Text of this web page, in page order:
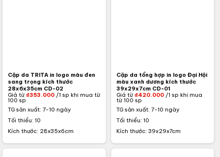
Cặp da TRITA in logo màu đen
sang trọng kích thước
28x6x35cm CD-02
Giá từ ₫353.000 /1 sp khi mua từ
100 sp
TG sản xuất: 7-10 ngày
Tối thiểu: 10
Kích thước: 28x35x6cm
Cặp da tổng hợp in logo Đại Hội
màu xanh dương kích thước
39x29x7cm CD-01
Giá từ ₫420.000/1 sp khi mua
từ 100 sp
TG sản xuất: 7-10 ngày
Tối thiểu: 10
Kích thước: 39x29x7cm